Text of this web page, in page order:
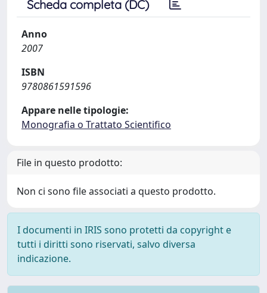
Scheda completa (DC)
Anno
2007
ISBN
9780861591596
Appare nelle tipologie:
Monografia o Trattato Scientifico
File in questo prodotto:
Non ci sono file associati a questo prodotto.
I documenti in IRIS sono protetti da copyright e
tutti i diritti sono riservati, salvo diversa
indicazione.